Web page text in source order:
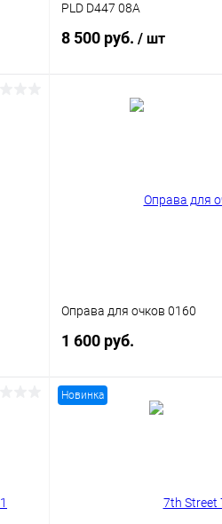
PLD D447 08A
8 500 руб. / шт
Оправа для очков 0160
1 600 руб.
Новинка